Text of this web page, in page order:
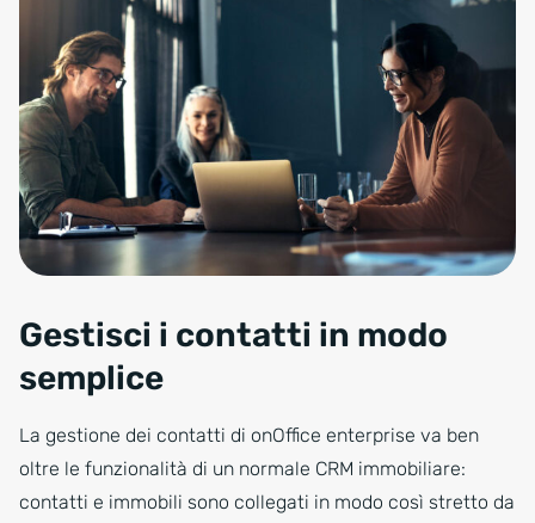
Gestisci i contatti in modo
semplice
La gestione dei contatti di onOffice enterprise va ben
oltre le funzionalità di un normale CRM immobiliare:
contatti e immobili sono collegati in modo così stretto da